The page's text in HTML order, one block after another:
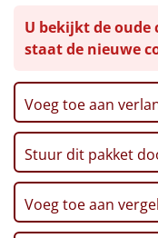
Uniek
Alle thema's
Artikel
Hitster NIEUW
Pizzarette
Bonbons, 66 gr
Tortilla chips,
Salsadip, 282 ml
Aioli, 90 gr
Verpakt in een
cm
U bekijkt de
staat de nieuwe
Voeg toe aan
Stuur dit pakket
Voeg toe aan